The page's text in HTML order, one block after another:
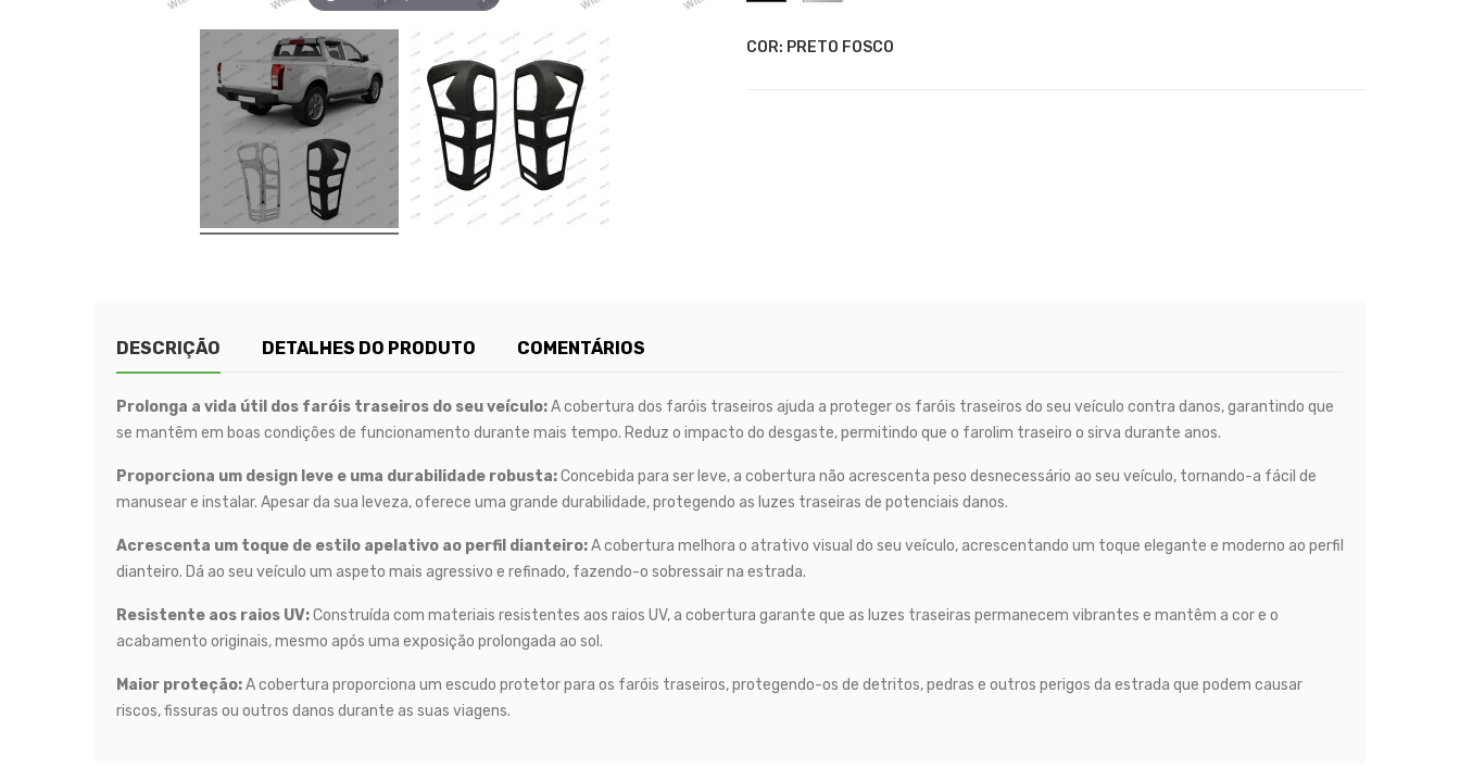
COR: PRETO FOSCO
DESCRIÇÃO DETALHES DO PRODUTO COMENTÁRIOS
Prolonga a vida útil dos faróis traseiros do seu veículo:A cobertura dos faróis traseiros ajuda a proteger os faróis traseiros do seu veículo contra danos, garantindo que
se mantêm em boas condições de funcionamento durante mais tempo. Reduz o impacto do desgaste, permitindo que o farolim traseiro o sirva durante anos.
Proporciona um design leve e uma durabilidade robusta:Concebida para ser leve, a cobertura não acrescenta peso desnecessário ao seu veículo, tornando-a fácil de
manusear e instalar. Apesar da sua leveza, oferece uma grande durabilidade, protegendo as luzes traseiras de potenciais danos.
Acrescenta um toque de estilo apelativo ao perfil dianteiro:A cobertura melhora o atrativo visual do seu veículo, acrescentando um toque elegante e moderno ao perfil
dianteiro. Dá ao seu veículo um aspeto mais agressivo e refinado, fazendo-o sobressair na estrada.
Resistente aos raios UV:Construída com materiais resistentes aos raios UV, a cobertura garante que as luzes traseiras permanecem vibrantes e mantêm a cor e o
acabamento originais, mesmo após uma exposição prolongada ao sol.
Maior proteção:A cobertura proporciona um escudo protetor para os faróis traseiros, protegendo-os de detritos, pedras e outros perigos da estrada que podem causar
riscos, fissuras ou outros danos durante as suas viagens.